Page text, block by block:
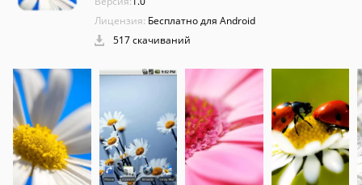
Лицензия: Бесплатно для Android
517 скачиваний